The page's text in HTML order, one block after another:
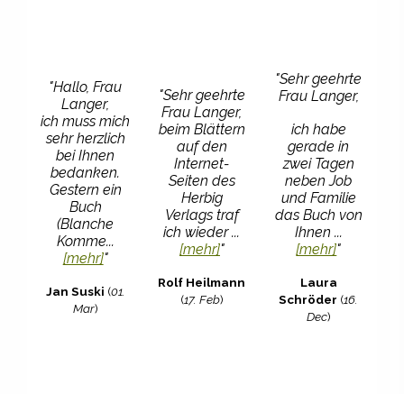
"Hallo, Frau
Langer,
ich muss mich
sehr herzlich
bei Ihnen
bedanken.
Gestern ein
Buch
(Blanche
Komme...
[mehr]"
Jan Suski (01.
Mar)
"Sehr geehrte
Frau Langer,
beim Blättern
auf den
Internet-
Seiten des
Herbig
Verlags traf
ich wieder ...
[mehr]"
Rolf Heilmann
(17. Feb)
"Sehr geehrte
Frau Langer,
ich habe
gerade in
zwei Tagen
neben Job
und Familie
das Buch von
Ihnen ...
[mehr]"
Laura
Schröder (16.
Dec)